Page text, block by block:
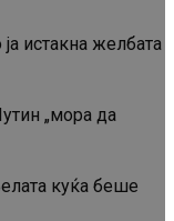
истакна желбата
„мора да
куќа беше